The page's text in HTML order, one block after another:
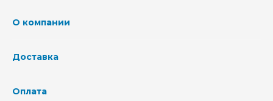
О компании
Доставка
Оплата